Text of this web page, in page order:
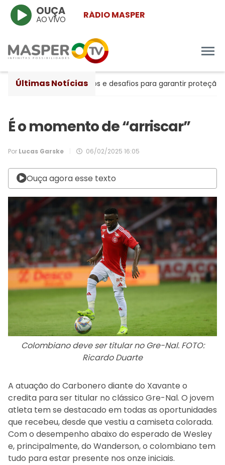
RÁDIO MASPER
OUÇA
AO VIVO
Últimas Notícias
avanços históricos e desafios para garantir proteção às
É o momento de “arriscar”
Por Lucas Garske 06/02/2025 16:05
Ouça agora esse texto
Colombiano deve ser titular no Gre-Nal. FOTO:
Ricardo Duarte
A atuação do Carbonero diante do Xavante o
credita para ser titular no clássico Gre-Nal. O jovem
atleta tem se destacado em todas as oportunidades
que recebeu, desde que vestiu a camiseta colorada.
Com o desempenho abaixo do esperado de Wesley
e, principalmente, do Wanderson, o colombiano tem
tudo para estar presente nos onze iniciais.